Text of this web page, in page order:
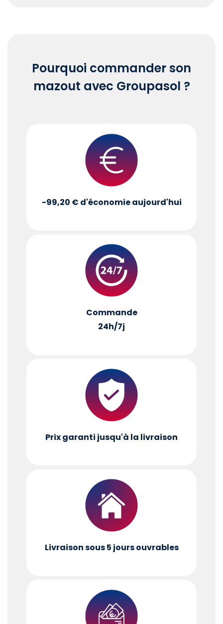
Pourquoi commander son
mazout avec Groupasol ?
-99,20 € d'économie aujourd'hui
Commande
24h/7j
Prix garanti jusqu'à la livraison
Livraison sous 5 jours ouvrables